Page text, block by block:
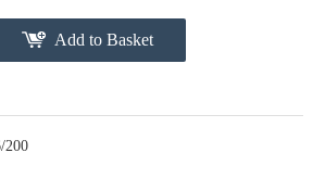
Polymer Fuse Cutout, Drop out Fuses 36 Kv 200A
Add to Basket
200